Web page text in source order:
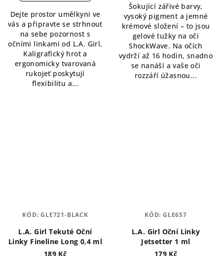
z
5
hvězdiček.
Dejte prostor umělkyni ve
vás a připravte se strhnout
na sebe pozornost s
očními linkami od L.A. Girl.
Kaligrafický hrot a
ergonomicky tvarovaná
rukojeť poskytují
flexibilitu a...
z
5
hvězdiček.
Šokující zářivé barvy,
vysoký pigment a jemné
krémové složení – to jsou
gelové tužky na oči
ShockWave. Na očích
vydrží až 16 hodin, snadno
se nanáší a vaše oči
rozzáří úžasnou...
L.A. Girl Tekuté Oční
Linky Fineline Long 0,4 ml
189 Kč
KÓD:GLE721-BLACK
L.A. Girl Oční Linky
Jetsetter 1 ml
179 Kč
KÓD:GLE657